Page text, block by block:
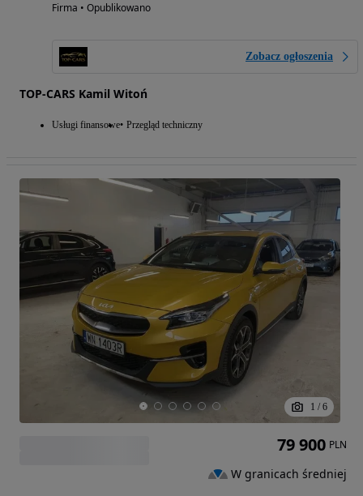
Firma • Opublikowano
Zobacz ogłoszenia
TOP-CARS Kamil Witoń
Usługi finansowe Przegląd techniczny
1 / 6
79 900 PLN
W granicach średniej